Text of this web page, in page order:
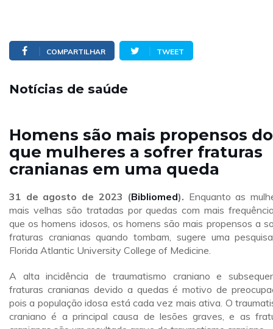
COMPARTILHAR TWEET
Notícias de saúde
Homens são mais propensos do
que mulheres a sofrer fraturas
cranianas em uma queda
31 de agosto de 2023 (Bibliomed). Enquanto as
mais velhas são tratadas por quedas com mais
que os homens idosos, os homens são mais propensos a
fraturas cranianas quando tombam, sugere uma
Florida Atlantic University College of Medicine.
A alta incidência de traumatismo craniano e
fraturas cranianas devido a quedas é motivo de
pois a população idosa está cada vez mais ativa. O
craniano é a principal causa de lesões graves, e as